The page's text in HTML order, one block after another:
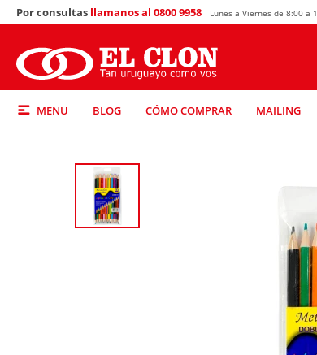
MENU BLOG CÓMO COMPRAR MAILING
Por consultas llamanos al 0800 9958 Lunes a Viernes de 8:00 a